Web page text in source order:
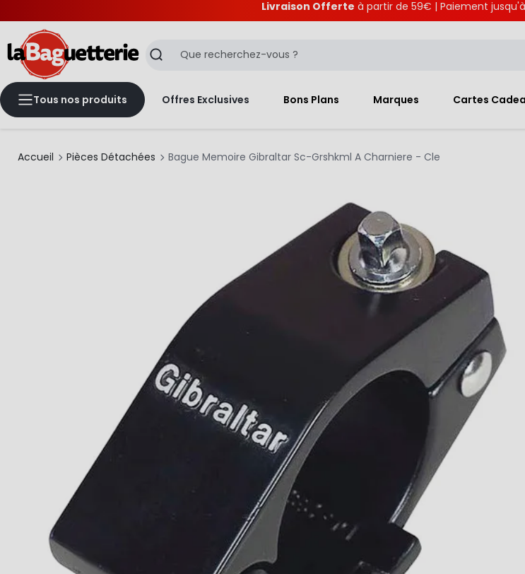
Livraison Offerte à partir de 59€ | Paiement
Recherche
Tous nos produits Offres Exclusives Bons Plans Marques Cartes
Accueil Pièces Détachées Bague Memoire Gibraltar Sc-Grshkml A Charniere - Cle